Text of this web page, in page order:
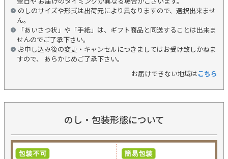
のしのサイズや形式は出荷元により異なりますので、選択出来ませ
ん。
「あいさつ状」や「手紙」は、ギフト商品と同送することは出来ま
せんのでご了承下さい。
お申し込み後の変更・キャンセルにつきましてはお受け致しかねま
すので、 あらかじめご了承下さい。
お届けできない地域はこちら
のし・包装形態について